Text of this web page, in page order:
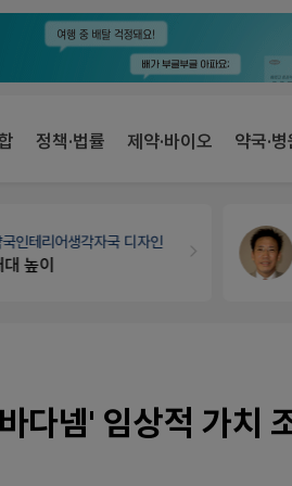
정책·법률 제약·바이오 약국·병
인테리어생각자국 디자인
높이
다넴' 임상적 가치